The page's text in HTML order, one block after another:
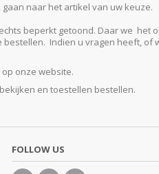
naar het artikel van uw keuze.
beperkt getoond. Daar we het
Indien u vragen heeft,
onze website.
en toestellen bestellen.
FOLLOW US